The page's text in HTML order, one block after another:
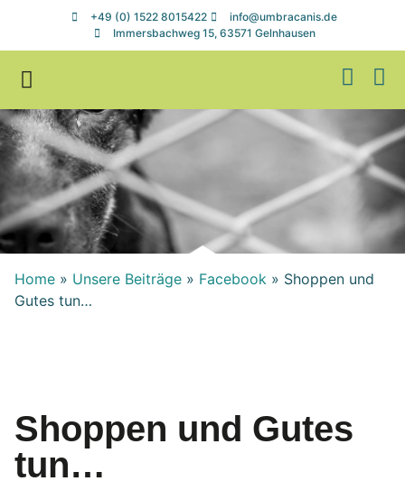
+49 (0) 1522 8015422
info@umbracanis.de
Immersbachweg 15, 63571 Gelnhausen
Home » Unsere Beiträge » Facebook » Shoppen und
Gutes tun…
Shoppen und Gutes
tun…